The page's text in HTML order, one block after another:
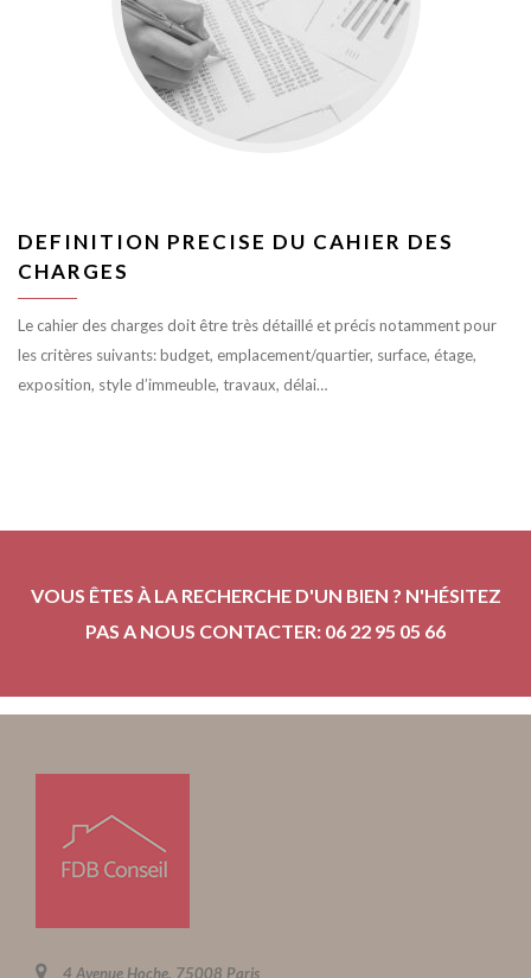
DEFINITION PRECISE DU CAHIER DES
CHARGES
Le cahier des charges doit être très détaillé et précis notamment pour
les critères suivants: budget, emplacement/quartier, surface, étage,
exposition, style d’immeuble, travaux, délai…
VOUS ÊTES À LA RECHERCHE D'UN BIEN ? N'HÉSITEZ
PAS A NOUS CONTACTER: 06 22 95 05 66
4 Avenue Hoche, 75008 Paris